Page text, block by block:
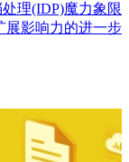
理(IDP)魔力象限
展影响力的进一步